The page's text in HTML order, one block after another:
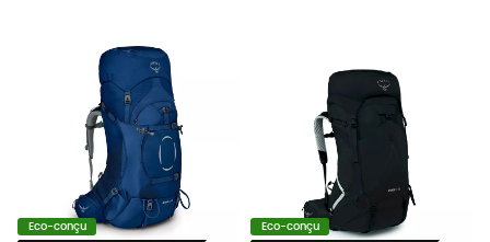
Eco-conçu Eco-conçu